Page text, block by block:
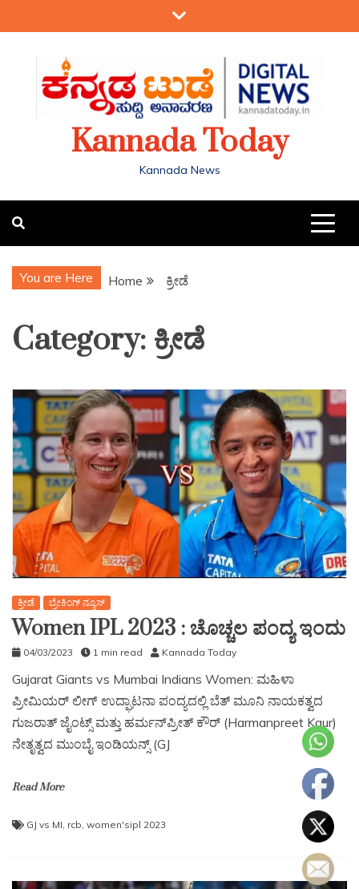
Kannada Today
Kannada News
You are Here Home ಕ್ರೀಡೆ
Category: ಕ್ರೀಡೆ
ಕ್ರೀಡೆ ಬ್ರೇಕಿಂಗ್ ನ್ಯೂಸ್
Women IPL 2023 : ಚೊಚ್ಚಲ ಪಂದ್ಯ ಇಂದು
04/03/2023 1 min read Kannada Today
Gujarat Giants vs Mumbai Indians Women: ಮಹಿಳಾ
ಪ್ರೀಮಿಯರ್ ಲೀಗ್ ಉದ್ಘಾಟನಾ ಪಂದ್ಯದಲ್ಲಿ ಬೆತ್ ಮೂನಿ ನಾಯಕತ್ವದ
ಗುಜರಾತ್ ಜೈಂಟ್ಸ್ ಮತ್ತು ಹರ್ಮನ್​ಪ್ರೀತ್ ಕೌರ್ (Harmanpreet Kaur)
ನೇತೃತ್ವದ ಮುಂಬೈ ಇಂಡಿಯನ್ಸ್ (GJ
Read More
GJ vs MI, rcb, women'sipl 2023